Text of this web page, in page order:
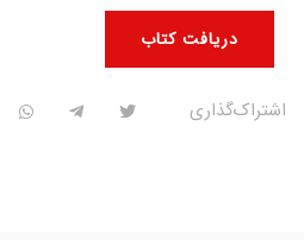
دریافت کتاب
اشتراک‌گذاری